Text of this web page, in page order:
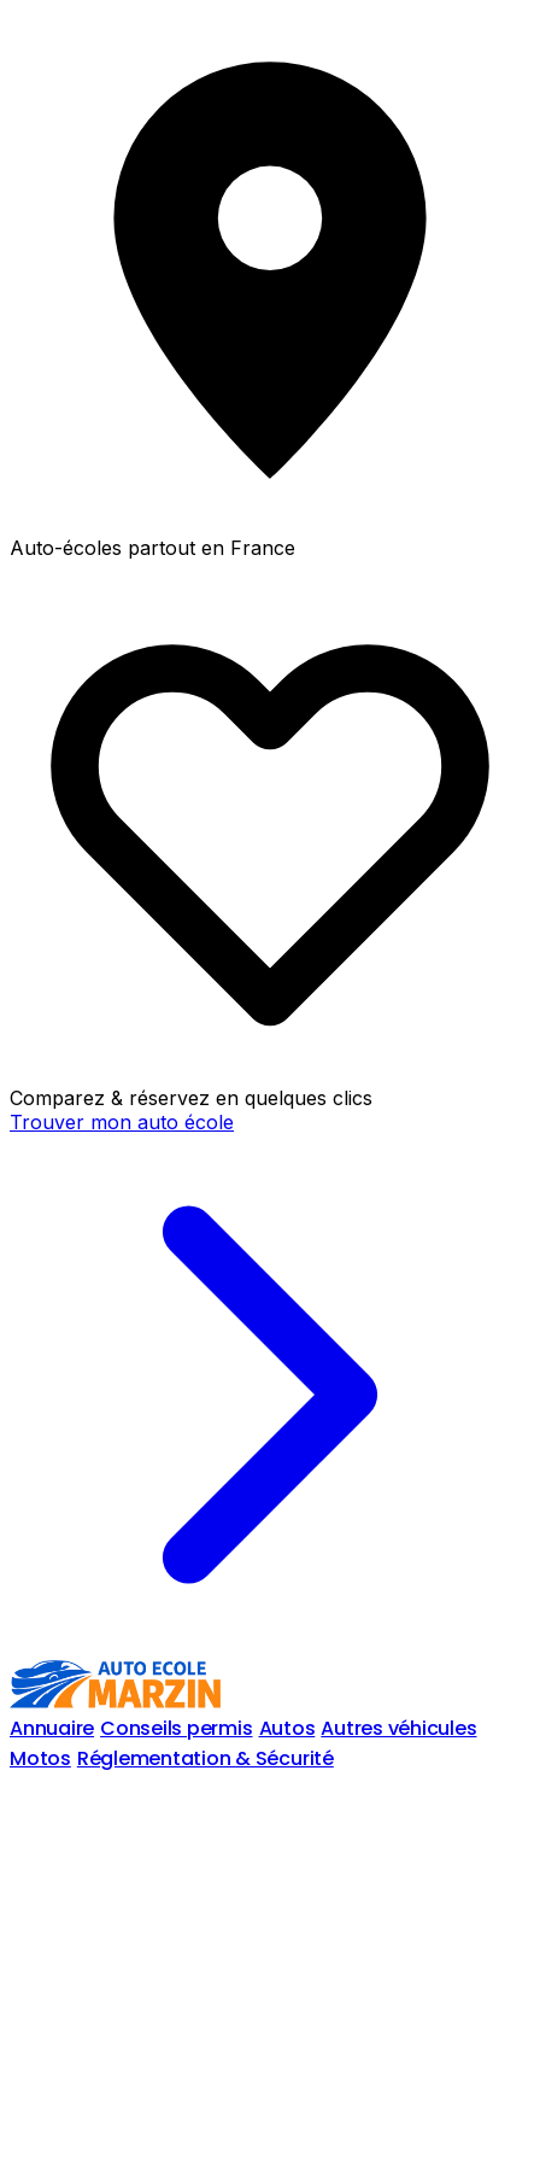
Auto-écoles partout en France
Comparez & réservez en quelques clics
Trouver mon auto école
Annuaire Conseils permis Autos Autres véhicules
Motos Réglementation & Sécurité